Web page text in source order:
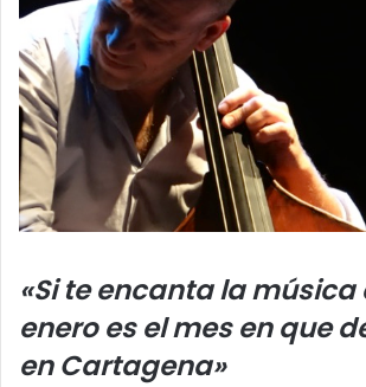
«Si te encanta la
enero es el mes en que
en Cartagena»